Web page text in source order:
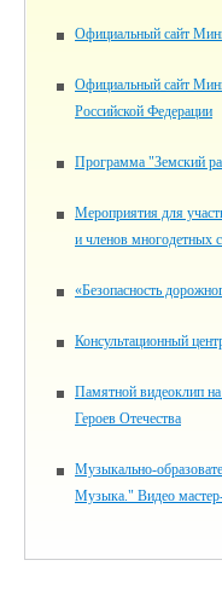
Официальный сайт
Официальный сайт
Российской Федерации
Программа "Земский
Мероприятия для
и членов многодетных
«Безопасность
Консультационный
Памятной видеоклип
Героев Отечества
Музыкально-
Музыка." Видео